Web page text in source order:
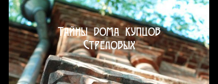
Тайны дома купцов
Стреловых